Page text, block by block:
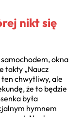
nikt się
okna
takty „Naucz
ten chwytliwy, ale
że to będzie
była
hymnem